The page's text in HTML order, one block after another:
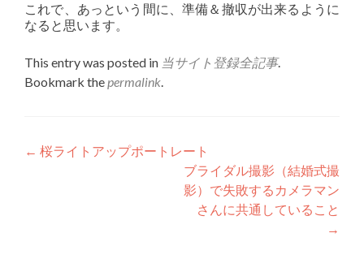
これで、あっという間に、準備＆撤収が出来るように
なると思います。
This entry was posted in 当サイト登録全記事.
Bookmark thepermalink.
Post
← 桜ライトアップポートレート
ブライダル撮影（結婚式撮
影）で失敗するカメラマン
さんに共通していること
→